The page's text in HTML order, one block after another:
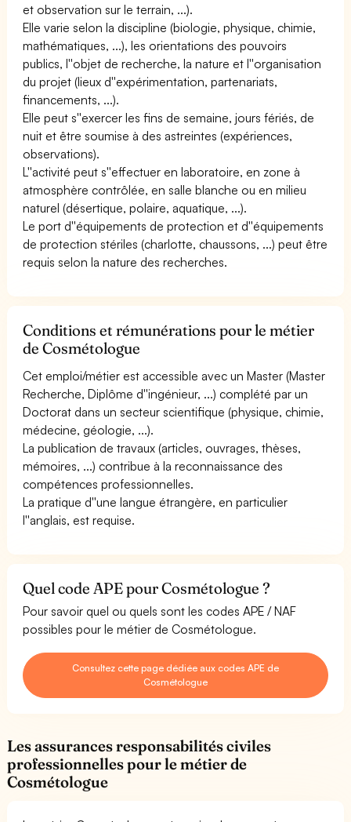
et observation sur le terrain, ...).
Elle varie selon la discipline (biologie, physique, chimie,
mathématiques, ...), les orientations des pouvoirs
publics, l''objet de recherche, la nature et l''organisation
du projet (lieux d''expérimentation, partenariats,
financements, ...).
Elle peut s''exercer les fins de semaine, jours fériés, de
nuit et être soumise à des astreintes (expériences,
observations).
L''activité peut s''effectuer en laboratoire, en zone à
atmosphère contrôlée, en salle blanche ou en milieu
naturel (désertique, polaire, aquatique, ...).
Le port d''équipements de protection et d''équipements
de protection stériles (charlotte, chaussons, ...) peut être
requis selon la nature des recherches.
Conditions et rémunérations pour le métier
de Cosmétologue
Cet emploi/métier est accessible avec un Master (Master
Recherche, Diplôme d''ingénieur, ...) complété par un
Doctorat dans un secteur scientifique (physique, chimie,
médecine, géologie, ...).
La publication de travaux (articles, ouvrages, thèses,
mémoires, ...) contribue à la reconnaissance des
compétences professionnelles.
La pratique d''une langue étrangère, en particulier
l''anglais, est requise.
Quel code APE pour Cosmétologue ?
Pour savoir quel ou quels sont les codes APE / NAF
possibles pour le métier de Cosmétologue.
Consultez cette page dédiée aux codes APE de
Cosmétologue
Les assurances responsabilités civiles
professionnelles pour le métier de
Cosmétologue